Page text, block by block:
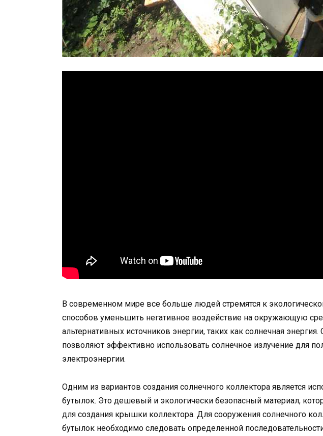
В современном мире все больше людей стремятся к
способов уменьшить негативное воздействие на окружающую
альтернативных источников энергии, таких как солнечная
позволяют эффективно использовать солнечное излучение для
электроэнергии.
Одним из вариантов создания солнечного коллектора является
бутылок. Это дешевый и экологически безопасный материал,
для создания крышки коллектора. Для сооружения солнечного
бутылок необходимо следовать определенной